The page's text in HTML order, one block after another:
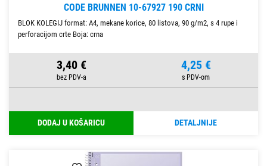
CODE BRUNNEN 10-67927 190 CRNI
BLOK KOLEGIJ format: A4, mekane korice, 80 listova, 90 g/m2, s 4 rupe i
perforacijom crte Boja: crna
3,40 € 4,25 €
DODAJ U KOŠARICU DETALJNIJE